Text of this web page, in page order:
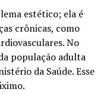
estético; ela é
crônicas, como
No
população adulta
da Saúde. Esse